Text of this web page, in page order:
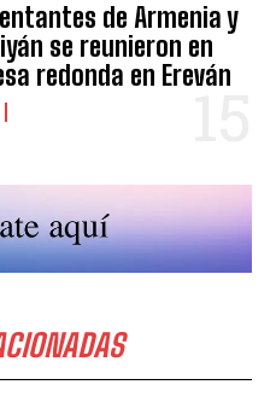
de Armenia y
se reunieron en
redonda en Ereván